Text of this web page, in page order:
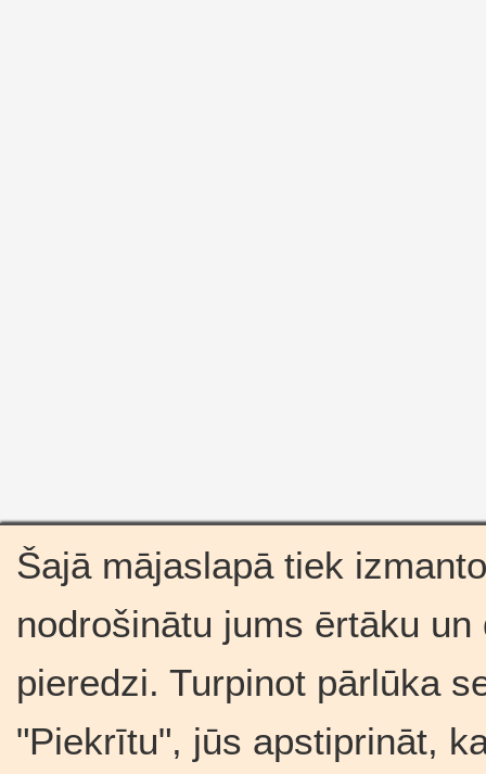
Šajā mājaslapā tiek
nodrošinātu jums ērtāku
pieredzi. Turpinot pārlūka
"Piekrītu", jūs apstiprināt,